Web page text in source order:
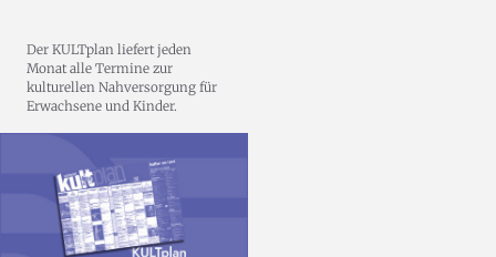
Der KULTplan liefert jeden
Monat alle Termine zur
kulturellen Nahversorgung für
Erwachsene und Kinder.